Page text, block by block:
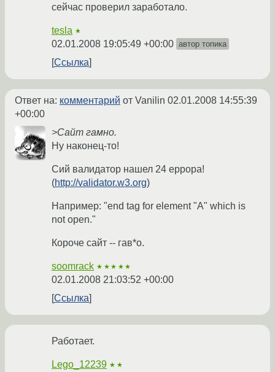
сейчас проверил заработало.
tesla ★
02.01.2008 19:05:49 +00:00 автор топика
Ссылка
Ответ на: комментарий от Vanilin 02.01.2008 14:55:39
+00:00
>Сайт гамно.
Ну наконец-то!
Сий валидатор нашел 24 еррора!
(http://validator.w3.org)
Например: "end tag for element "A" which is
not open."
Короче сайт -- гав*о.
soomrack ★★★★★
02.01.2008 21:03:52 +00:00
Ссылка
Работает.
Lego_12239 ★★